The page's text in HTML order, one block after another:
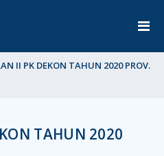
II PK DEKON TAHUN 2020 PROV.
TAHUN 2020